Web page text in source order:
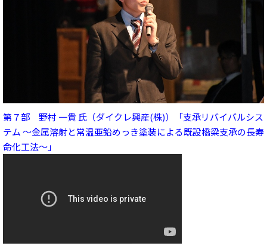
第７部 野村 一貴 氏（ダイクレ興産(株)）「支承リバイバルシス
テム ～金属溶射と常温亜鉛めっき塗装による既設橋梁支承の長寿
命化工法～」